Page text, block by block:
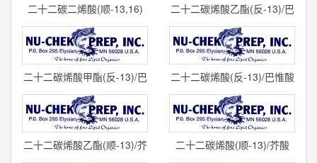
二十二碳二烯酸(顺-13,16)
(C22:2) 标准品 U-81-A
cas#1
二十二碳烯酸乙酯(反-13)/巴
惟酸乙酯(C22:1T) 标准品 U-
80-E
二十二碳烯酸甲酯(反-13)/巴
惟酸甲酯(C22:1T) 标准品 U-
80-M
二十二碳烯酸(反-13)/巴惟酸
(C22:1T) 标准品 U-80-A
cas#
二十二碳烯酸乙酯(顺-13)/芥
二十二碳烯酸(顺-13)/芥酸